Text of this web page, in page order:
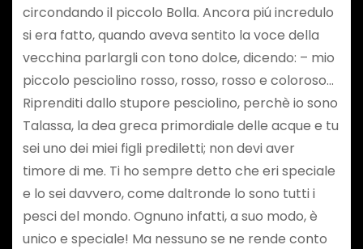
circondando il piccolo Bolla. Ancora piú incredulo
si era fatto, quando aveva sentito la voce della
vecchina parlargli con tono dolce, dicendo: – mio
piccolo pesciolino rosso, rosso, rosso e coloroso…
Riprenditi dallo stupore pesciolino, perchè io sono
Talassa, la dea greca primordiale delle acque e tu
sei uno dei miei figli prediletti; non devi aver
timore di me. Ti ho sempre detto che eri speciale
e lo sei davvero, come daltronde lo sono tutti i
pesci del mondo. Ognuno infatti, a suo modo, è
unico e speciale! Ma nessuno se ne rende conto